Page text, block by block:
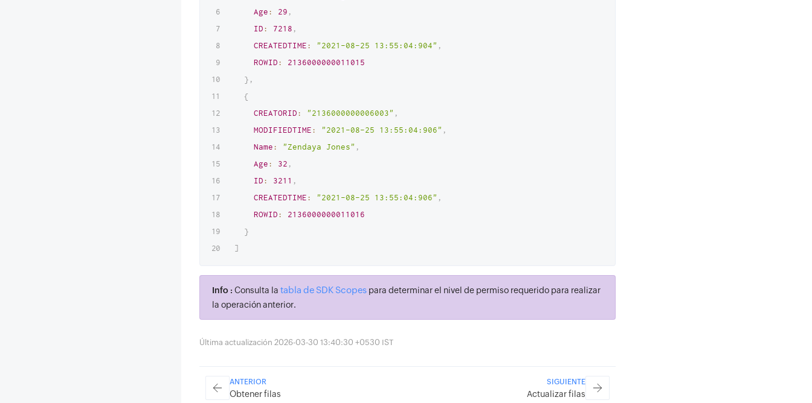
Age: 29 ,
ID: 7218 ,
CREATEDTIME: "2021-08-25 13:55:04:904" ,
ROWID:
2136000000011015
} ,
{
CREATORID: "2136000000006003" ,
MODIFIEDTIME: "2021-08-25 13:55:04:906" ,
Name: "Zendaya Jones" ,
Age: 32 ,
ID: 3211 ,
CREATEDTIME: "2021-08-25 13:55:04:906" ,
ROWID:
2136000000011016
}
]
Info : Consulta la tabla de SDK Scopes para determinar el nivel de permiso requerido para realizar
la operación anterior.
Última actualización 2026-03-30 13:40:30 +0530 IST
ANTERIOR
Obtener filas
SIGUIENTE
Actualizar filas